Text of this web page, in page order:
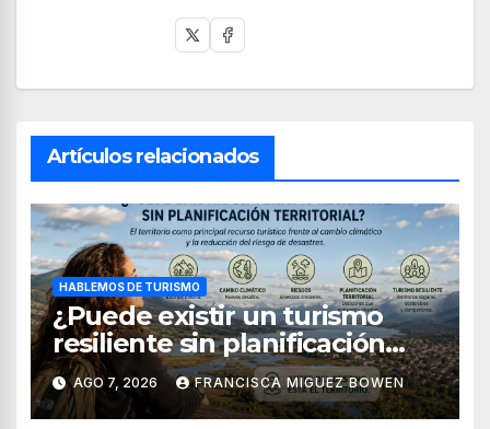
Artículos relacionados
HABLEMOS DE TURISMO
¿Puede existir un turismo
resiliente sin planificación
territorial?
AGO 7, 2026 FRANCISCA MIGUEZ BOWEN